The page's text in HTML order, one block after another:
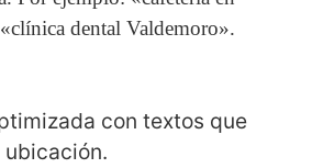
dental Valdemoro».
con textos que